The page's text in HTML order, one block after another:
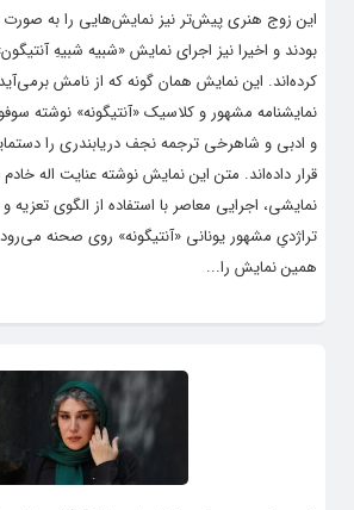
این زوج هنری پیش‌تر نیز نمایش‌هایی را به صورت
بودند و اخیرا نیز اجرای نمایش «شبیه شبیهِ
کرده‌اند. این نمایش همان گونه که از نامش
نمایشنامه مشهور و کلاسیک «آنتیگونه» نوشته
و ادبی و شاهرخی ترجمه نجف دریابندری را
قرار داده‌اند. متن این نمایش نوشته عنایت اله
نمایشی، اجرایی معاصر با استفاده از الگوی تعزیه
تراژدیِ مشهور یونانی «آنتیگونه» روی صحنه
همین نمایش را...